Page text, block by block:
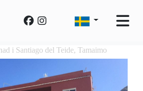
i Santiago del Teide, Tamaimo